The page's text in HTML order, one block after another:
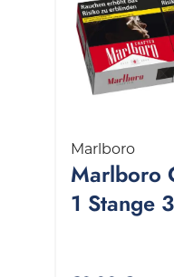
Marlboro
Marlboro
1 Stange